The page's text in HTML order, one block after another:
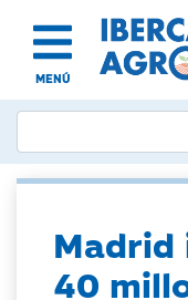
MENÚ
Madrid
40